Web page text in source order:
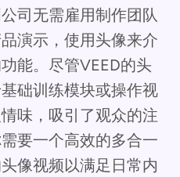
司无需雇用制作团队
演示，使用头像来介
能。尽管VEED的头
础训练模块或操作视
味，吸引了观众的注
要一个高效的多合一
像视频以满足日常内